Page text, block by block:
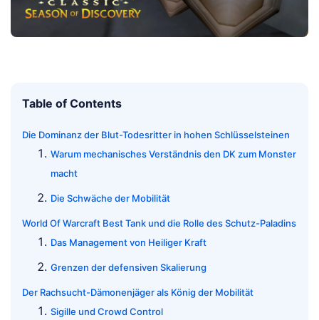
Table of Contents
Die Dominanz der Blut-Todesritter in hohen Schlüsselsteinen
Warum mechanisches Verständnis den DK zum Monster
macht
Die Schwäche der Mobilität
World Of Warcraft Best Tank und die Rolle des Schutz-Paladins
Das Management von Heiliger Kraft
Grenzen der defensiven Skalierung
Der Rachsucht-Dämonenjäger als König der Mobilität
Sigille und Crowd Control